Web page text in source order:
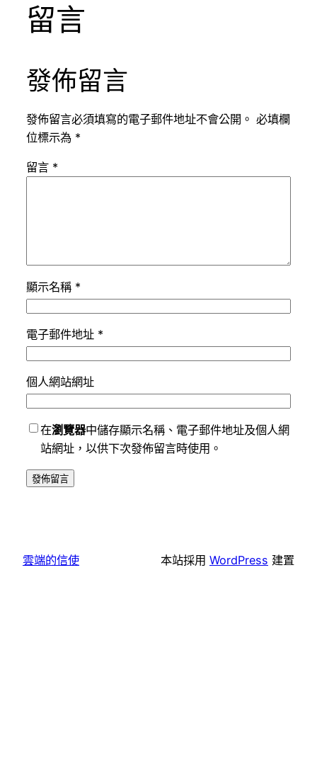
留言
發佈留言
發佈留言必須填寫的電子郵件地址不會公開。 必填欄
位標示為 *
留言 *
顯示名稱 *
電子郵件地址 *
個人網站網址
在瀏覽器中儲存顯示名稱、電子郵件地址及個人網
站網址，以供下次發佈留言時使用。
雲端的信使 本站採用 WordPress 建置